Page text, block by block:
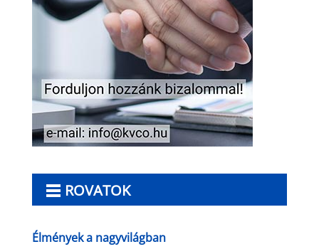
ROVATOK
Élmények a nagyvilágban